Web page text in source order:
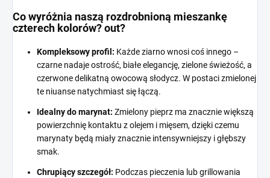
Co wyróżnia naszą rozdrobnioną mieszankę
czterech kolorów? out?
Kompleksowy profil: Każde ziarno wnosi coś innego –
czarne nadaje ostrość, białe elegancję, zielone świeżość, a
czerwone delikatną owocową słodycz. W postaci zmielonej
te niuanse natychmiast się łączą.
Idealny do marynat: Zmielony pieprz ma znacznie większą
powierzchnię kontaktu z olejem i mięsem, dzięki czemu
marynaty będą miały znacznie intensywniejszy i głębszy
smak.
Chrupiący szczegół: Podczas pieczenia lub grillowania